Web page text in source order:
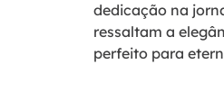
dedicação na
ressaltam a
perfeito para